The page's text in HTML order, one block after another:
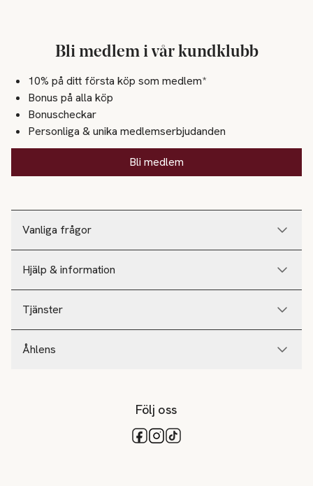
Vanliga frågor
Hjälp & information
Tjänster
Åhlens
Bli medlem i vår kundklubb
10% på ditt första köp som medlem*
Bonus på alla köp
Bonuscheckar
Personliga & unika medlemserbjudanden
Bli medlem
Följ oss